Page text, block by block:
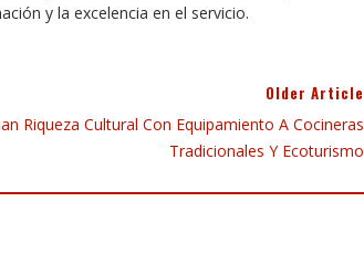
y la excelencia en el servicio.
Older Article
Riqueza Cultural Con Equipamiento A Cocineras
Tradicionales Y Ecoturismo